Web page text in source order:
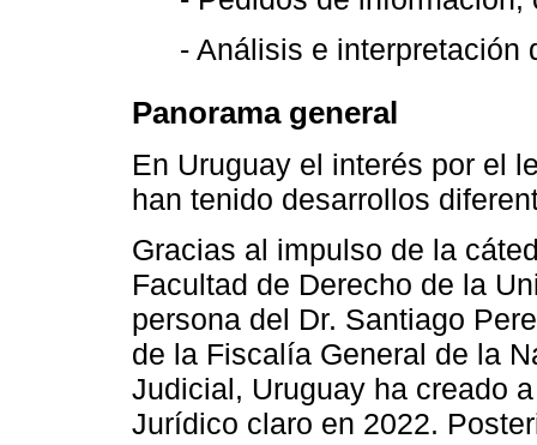
- Análisis e interpretación
Panorama general
En Uruguay el interés por el
han tenido desarrollos
Gracias al impulso de la
Facultad de Derecho de la
persona del Dr. Santiago
de la Fiscalía General de la
Judicial, Uruguay ha creado
Jurídico claro en 2022.